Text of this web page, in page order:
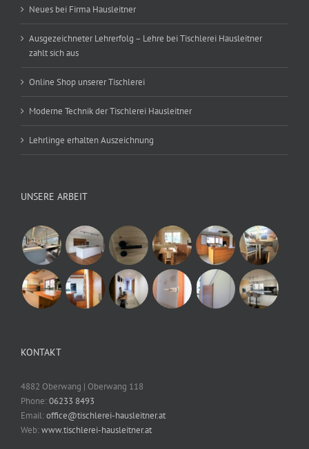
Neues bei Firma Hausleitner
Ausgezeichneter Lehrerfolg – Lehre bei Tischlerei Hausleitner
zahlt sich aus
Online Shop unserer Tischlerei
Moderne Technik der Tischlerei Hausleitner
Lehrlinge erhalten Auszeichnung
UNSERE ARBEIT
KONTAKT
4882 Oberwang | Oberwang 118
Phone:06233 8493
Email:office@tischlerei-hausleitner.at
Web:www.tischlerei-hausleitner.at